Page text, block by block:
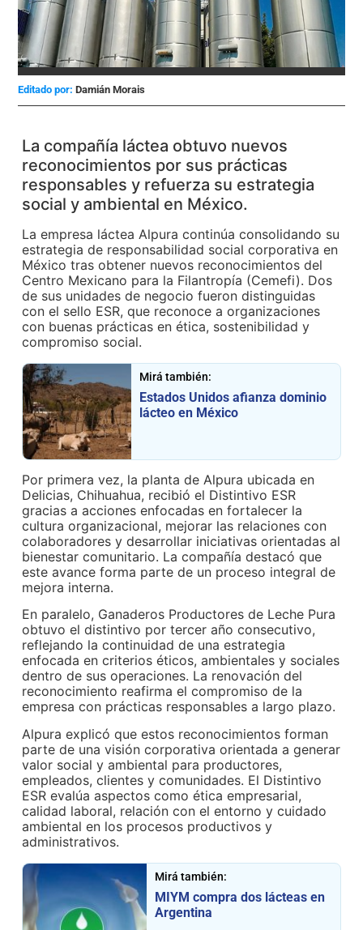
Editado por: Damián Morais
La compañía láctea obtuvo nuevos
reconocimientos por sus prácticas
responsables y refuerza su estrategia
social y ambiental en México.
La empresa láctea Alpura continúa consolidando su
estrategia de responsabilidad social corporativa en
México tras obtener nuevos reconocimientos del
Centro Mexicano para la Filantropía (Cemefi). Dos
de sus unidades de negocio fueron distinguidas
con el sello ESR, que reconoce a organizaciones
con buenas prácticas en ética, sostenibilidad y
compromiso social.
Mirá también:
Estados Unidos afianza dominio
lácteo en México
Por primera vez, la planta de Alpura ubicada en
Delicias, Chihuahua, recibió el Distintivo ESR
gracias a acciones enfocadas en fortalecer la
cultura organizacional, mejorar las relaciones con
colaboradores y desarrollar iniciativas orientadas al
bienestar comunitario. La compañía destacó que
este avance forma parte de un proceso integral de
mejora interna.
En paralelo, Ganaderos Productores de Leche Pura
obtuvo el distintivo por tercer año consecutivo,
reflejando la continuidad de una estrategia
enfocada en criterios éticos, ambientales y sociales
dentro de sus operaciones. La renovación del
reconocimiento reafirma el compromiso de la
empresa con prácticas responsables a largo plazo.
Alpura explicó que estos reconocimientos forman
parte de una visión corporativa orientada a generar
valor social y ambiental para productores,
empleados, clientes y comunidades. El Distintivo
ESR evalúa aspectos como ética empresarial,
calidad laboral, relación con el entorno y cuidado
ambiental en los procesos productivos y
administrativos.
Mirá también:
MIYM compra dos lácteas en
Argentina